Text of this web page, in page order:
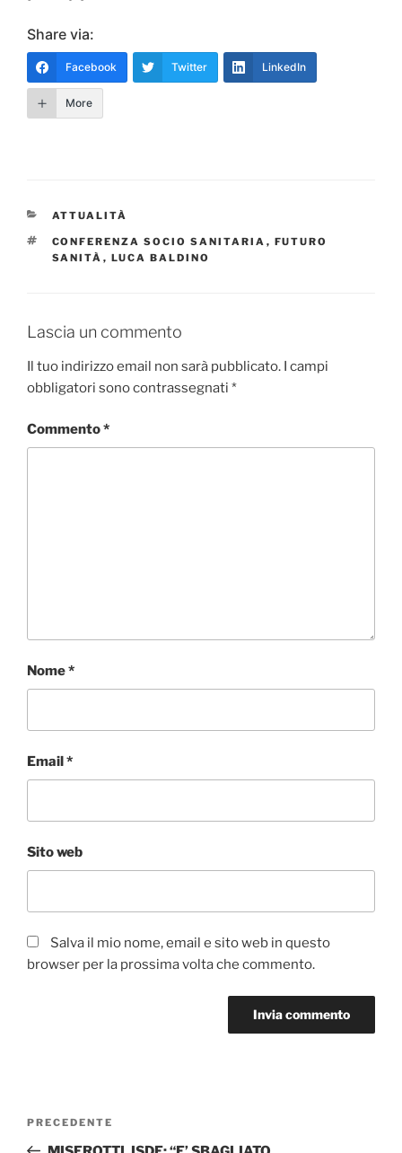
Share via:
Facebook Twitter LinkedIn
More
CATEGORIE
ATTUALITÀ
TAG
CONFERENZA SOCIO SANITARIA , FUTURO
SANITÀ , LUCA BALDINO
Lascia un commento
Il tuo indirizzo email non sarà pubblicato. I campi
obbligatori sono contrassegnati *
Commento*
Nome*
Email*
Sito web
Salva il mio nome, email e sito web in questo
browser per la prossima volta che commento.
Articolo
precedente:
PRECEDENTE